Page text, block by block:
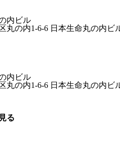
内ビル
丸の内1-6-6 日本生命丸の内ビ
内ビル
丸の内1-6-6 日本生命丸の内ビ
る